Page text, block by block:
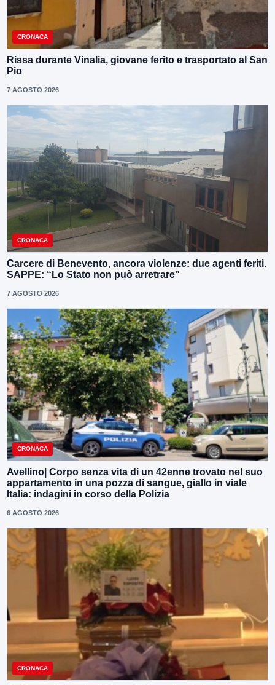
CRONACA
Rissa durante Vinalia, giovane ferito e trasportato al San
Pio
7 AGOSTO 2026
CRONACA
Carcere di Benevento, ancora violenze: due agenti feriti.
SAPPE: “Lo Stato non può arretrare”
7 AGOSTO 2026
CRONACA
Avellino| Corpo senza vita di un 42enne trovato nel suo
appartamento in una pozza di sangue, giallo in viale
Italia: indagini in corso della Polizia
6 AGOSTO 2026
CRONACA